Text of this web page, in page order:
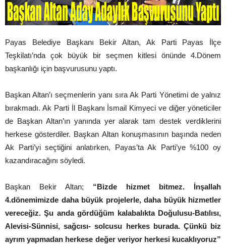
Payas Belediye Başkanı Bekir Altan, Ak Parti Payas İlçe
Teşkilatı’nda çok büyük bir seçmen kitlesi önünde 4.Dönem
başkanlığı için başvurusunu yaptı.
Başkan Altan’ı seçmenlerin yanı sıra Ak Parti Yönetimi de yalnız
bırakmadı. Ak Parti İl Başkanı İsmail Kimyeci ve diğer yöneticiler
de Başkan Altan’ın yanında yer alarak tam destek verdiklerini
herkese gösterdiler. Başkan Altan konuşmasının başında neden
Ak Parti’yi seçtiğini anlatırken, Payas’ta Ak Parti’ye %100 oy
kazandıracağını söyledi.
Başkan Bekir Altan; “Bizde hizmet bitmez. İnşallah
4.dönemimizde daha büyük projelerle, daha büyük hizmetler
vereceğiz. Şu anda gördüğüm kalabalıkta Doğulusu-Batılısı,
Alevisi-Sünnisi, sağcısı- solcusu herkes burada. Çünkü biz
ayrım yapmadan herkese değer veriyor herkesi kucaklıyoruz”